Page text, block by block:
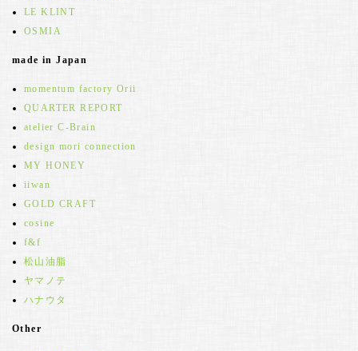
LE KLINT
OSMIA
made in Japan
momentum factory Orii
QUARTER REPORT
atelier C-Brain
design mori connection
MY HONEY
iiwan
GOLD CRAFT
cosine
f&f
松山油脂
ヤマノテ
ハナウタ
Other